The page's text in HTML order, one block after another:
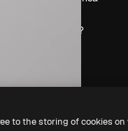
magnific.ai?
to the storing of cookies